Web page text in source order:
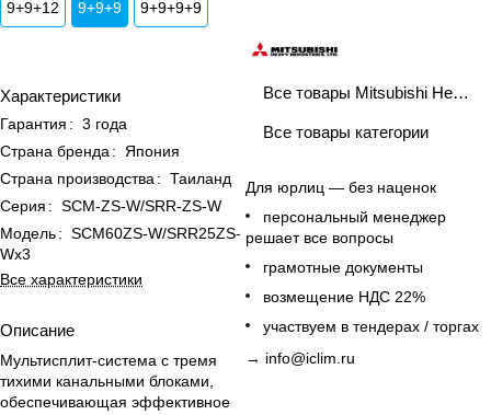
9+9+12 9+9+9 9+9+9+9
Характеристики
Гарантия : 3 года
Страна бренда :
Япония
Страна производства : Таиланд
Серия : SCM-ZS-W/SRR-ZS-W
Модель: SCM60ZS-W/SRR25ZS-
Wx3
Все характеристики
Описание
Мультисплит-система с тремя
тихими канальными блоками,
обеспечивающая эффективное
Все товары Mitsubishi Heavy Industries
Все товары категории
Для юрлиц — без наценок
персональный менеджер
решает все вопросы
грамотные документы
возмещение НДС 22%
участвуем в тендерах / торгах
→ info@iclim.ru